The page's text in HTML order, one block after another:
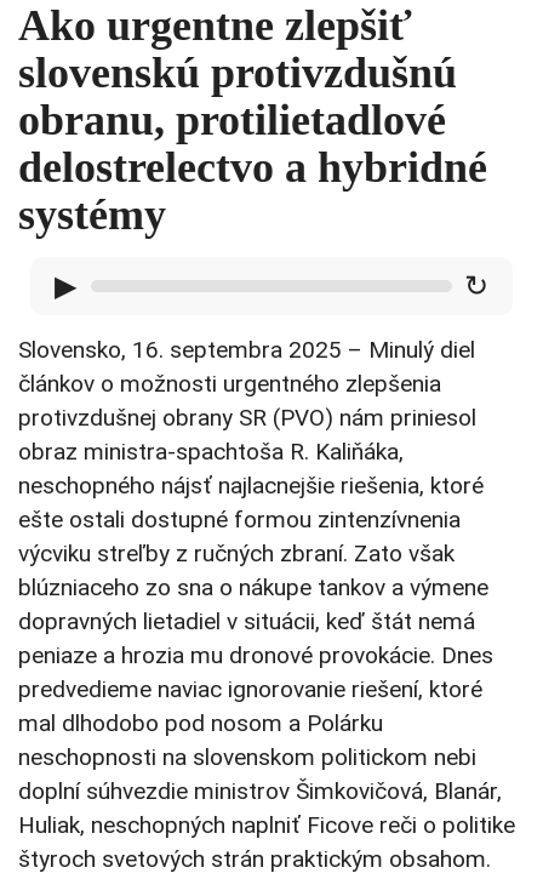
Ako urgentne zlepšiť
slovenskú protivzdušnú
obranu, protilietadlové
delostrelectvo a hybridné
systémy
▶ ↻
Slovensko, 16. septembra 2025 – Minulý diel
článkov o možnosti urgentného zlepšenia
protivzdušnej obrany SR (PVO) nám priniesol
obraz ministra-spachtoša R. Kaliňáka,
neschopného nájsť najlacnejšie riešenia, ktoré
ešte ostali dostupné formou zintenzívnenia
výcviku streľby z ručných zbraní. Zato však
blúzniaceho zo sna o nákupe tankov a výmene
dopravných lietadiel v situácii, keď štát nemá
peniaze a hrozia mu dronové provokácie. Dnes
predvedieme naviac ignorovanie riešení, ktoré
mal dlhodobo pod nosom a Polárku
neschopnosti na slovenskom politickom nebi
doplní súhvezdie ministrov Šimkovičová, Blanár,
Huliak, neschopných naplniť Ficove reči o politike
štyroch svetových strán praktickým obsahom.